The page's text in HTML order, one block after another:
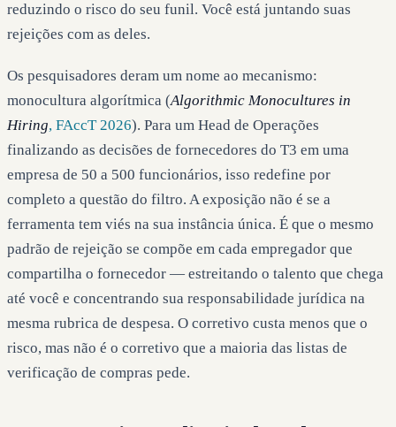
reduzindo o risco do seu funil. Você está juntando suas
rejeições com as deles.
Os pesquisadores deram um nome ao mecanismo:
monocultura algorítmica (Algorithmic Monocultures in
Hiring, FAccT 2026). Para um Head de Operações
finalizando as decisões de fornecedores do T3 em uma
empresa de 50 a 500 funcionários, isso redefine por
completo a questão do filtro. A exposição não é se a
ferramenta tem viés na sua instância única. É que o mesmo
padrão de rejeição se compõe em cada empregador que
compartilha o fornecedor — estreitando o talento que chega
até você e concentrando sua responsabilidade jurídica na
mesma rubrica de despesa. O corretivo custa menos que o
risco, mas não é o corretivo que a maioria das listas de
verificação de compras pede.